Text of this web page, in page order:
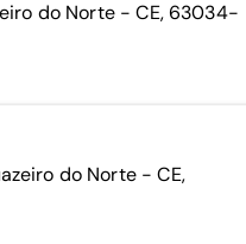
do Norte - CE, 63034-
do Norte - CE,